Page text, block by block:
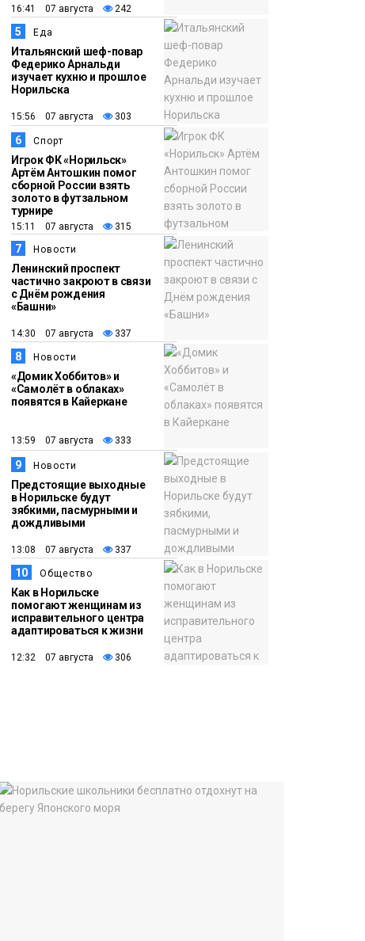
16:41 07 августа 242
5 Еда
Итальянский шеф-повар
Федерико Арнальди
изучает кухню и прошлое
Норильска
15:56 07 августа 303
6 Спорт
Игрок ФК «Норильск»
Артём Антошкин помог
сборной России взять
золото в футзальном
турнире
15:11 07 августа 315
7 Новости
Ленинский проспект
частично закроют в связи
с Днём рождения
«Башни»
14:30 07 августа 337
8 Новости
«Домик Хоббитов» и
«Самолёт в облаках»
появятся в Кайеркане
13:59 07 августа 333
9 Новости
Предстоящие выходные
в Норильске будут
зябкими, пасмурными и
дождливыми
13:08 07 августа 337
10 Общество
Как в Норильске
помогают женщинам из
исправительного центра
адаптироваться к жизни
12:32 07 августа 306